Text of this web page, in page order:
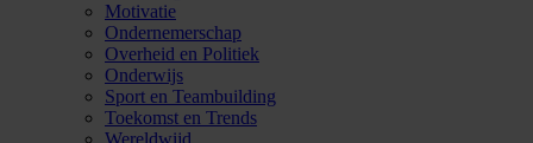
Motivatie
Ondernemerschap
Overheid en Politiek
Onderwijs
Sport en Teambuilding
Toekomst en Trends
Wereldwijd